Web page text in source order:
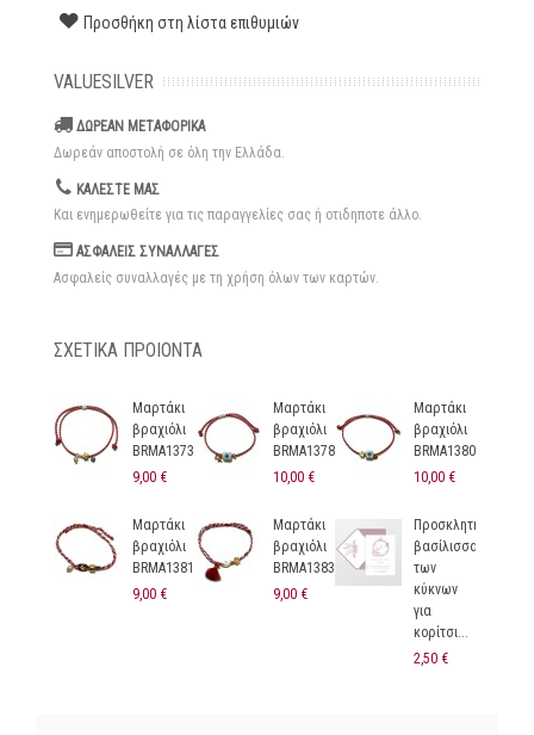
Προσθήκη στη λίστα επιθυμιών
VALUESILVER
ΔΩΡΕΑΝ ΜΕΤΑΦΟΡΙΚΑ
Δωρεάν αποστολή σε όλη την Ελλάδα.
ΚΑΛΕΣΤΕ ΜΑΣ
Και ενημερωθείτε για τις παραγγελίες σας ή οτιδηποτε άλλο.
ΑΣΦΑΛΕΙΣ ΣΥΝΑΛΛΑΓΕΣ
Ασφαλείς συναλλαγές με τη χρήση όλων των καρτών.
ΣΧΕΤΙΚΑ ΠΡΟΙΟΝΤΑ
Μαρτάκι
βραχιόλι
BRMA1373
9,00 €
Μαρτάκι
βραχιόλι
BRMA1378
10,00 €
Μαρτάκι
βραχιόλι
BRMA1380
10,00 €
Μαρτάκι
βραχιόλι
BRMA1381
9,00 €
Μαρτάκι
βραχιόλι
BRMA1383
9,00 €
Προσκλητήριο
βασίλισσα
των
κύκνων
για
κορίτσι...
2,50 €